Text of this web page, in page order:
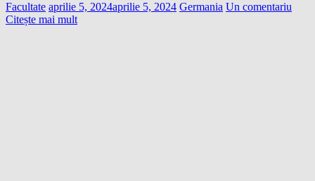
Facultate aprilie 5, 2024aprilie 5, 2024 Germania Un comentariu
Citește mai mult